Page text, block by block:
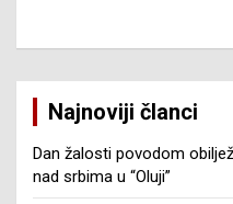
Najnoviji članci
Dan žalosti povodom
nad srbima u “Oluji”